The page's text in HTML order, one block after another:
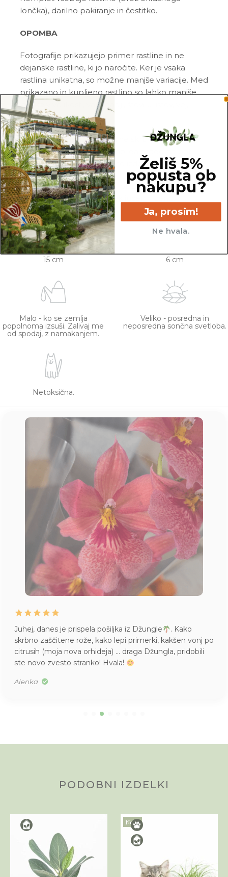
lončka), darilno pakiranje in čestitko.
OPOMBA
Fotografije prikazujejo primer rastline in ne
dejanske rastline, ki jo naročite. Ker je vsaka
rastlina unikatna, so možne manjše variacije. Med
prikazano in kupljeno rastlino so lahko manjše
razlike v velikosti, variegaciji, številu listov, vej,
cvetov, itd. …
Pred pošiljanjem vse rastline skrbno
pregledamo in zagotovimo, da gredo na pot
zdrave in čim bolj podobne izdelku na fotografiji.
Vse rastline so primarno v plastičnih sadilnih
lončkih. Okrasni lonec ni vključen v ceno.
15 cm 6 cm
Malo - ko se zemlja
popolnoma izsuši. Zalivaj me
od spodaj, z namakanjem.
Veliko - posredna in
neposredna sončna svetloba.
Netoksična.
Juhej, danes je prispela pošiljka iz Džungle
. Kako
skrbno zaščitene rože, kako lepi primerki, kakšen vonj po
citrusih (moja nova orhideja) … draga Džungla, pridobili
ste novo zvesto stranko! Hvala!
Alenka
PODOBNI IZDELKI
Novo
Želiš 5%
popusta ob
nakupu?
Ja, prosim!
Ne hvala.